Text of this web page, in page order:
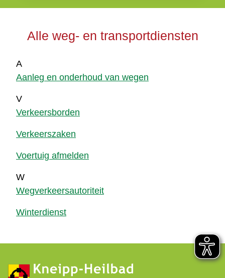
Alle weg- en transportdiensten
A
Aanleg en onderhoud van wegen
V
Verkeersborden
Verkeerszaken
Voertuig afmelden
W
Wegverkeersautoriteit
Winterdienst